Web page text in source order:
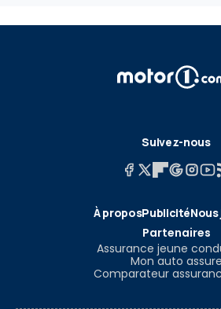
Suivez-nous
À proposPublicité
Partenaires
Assurance jeune
Mon auto assure
Comparateur